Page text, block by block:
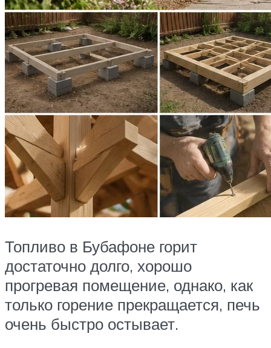
Топливо в Бубафоне горит
достаточно долго, хорошо
прогревая помещение, однако, как
только горение прекращается, печь
очень быстро остывает.